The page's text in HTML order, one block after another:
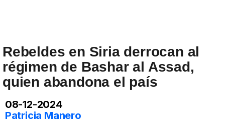
Rebeldes en Siria derrocan al
régimen de Bashar al Assad,
quien abandona el país
08-12-2024
Patricia Manero